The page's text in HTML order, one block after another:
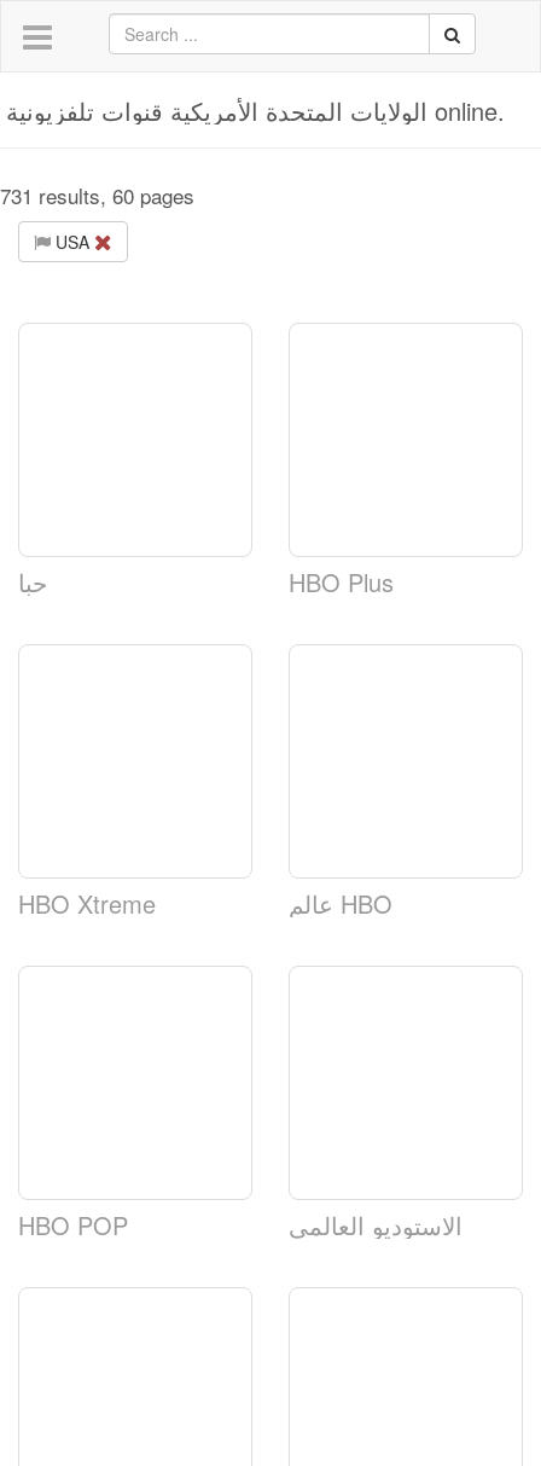
الولايات المتحدة الأمريكية قنوات تلفزيونية online.
731 results, 60 pages
USA
حبا HBO Plus
HBO Xtreme عالم HBO
HBO POP الاستوديو العالمي